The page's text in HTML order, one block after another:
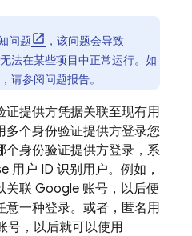
问题 ，该问题会导致
无法在某些项目中正常运行。如
请参阅问题报告。
证提供方凭据关联至现有用
多个身份验证提供方登录您
个身份验证提供方登录，系
用户 ID 识别用户。例如，
关联 Google 账号，以后便
意一种登录。或者，匿名用
号，以后就可以使用